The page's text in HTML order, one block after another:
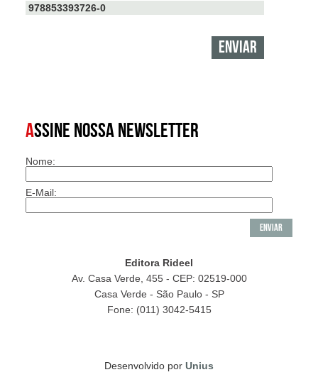
ASSINE NOSSA NEWSLETTER
Nome:
E-Mail:
Editora Rideel
Av. Casa Verde, 455 - CEP: 02519-000
Casa Verde - São Paulo - SP
Fone: (011) 3042-5415
Desenvolvido por Unius